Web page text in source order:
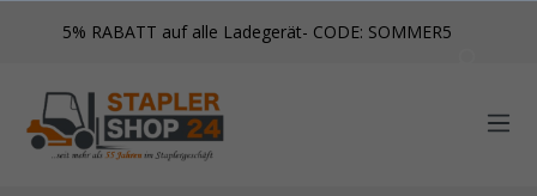
springen
5% RABATT auf alle Ladegerät- CODE: SOMMER5